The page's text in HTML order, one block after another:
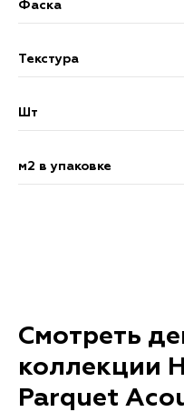
Фаска
Текстура
Шт
м2 в упаковке
Смотреть
коллекции
Parquet